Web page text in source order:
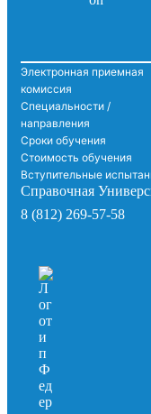
Электронная приемная
комиссия
Специальности /
направления
Сроки обучения
Стоимость обучения
Вступительные
Справочная
8 (812) 269-57-58